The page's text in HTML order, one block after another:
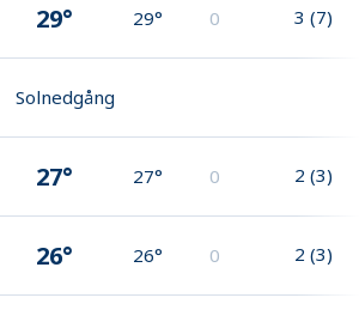
29° 29° 0 3 (7)
Solnedgång
27° 27° 0 2 (3)
26° 26° 0 2 (3)